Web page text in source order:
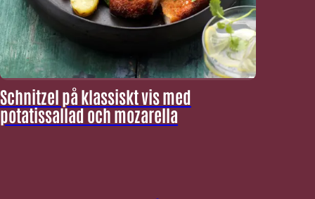
Schnitzel på klassiskt vis med
potatissallad och mozarella